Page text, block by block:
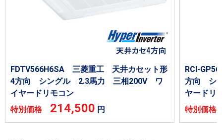
FDTV566H6SA 三菱重工 天井カセット形
4方向 シングル 2.3馬力 三相200V ワ
イヤードリモコン
特別価格 214,500 円
RCI-
方向 シ
ヤードリ
特別価